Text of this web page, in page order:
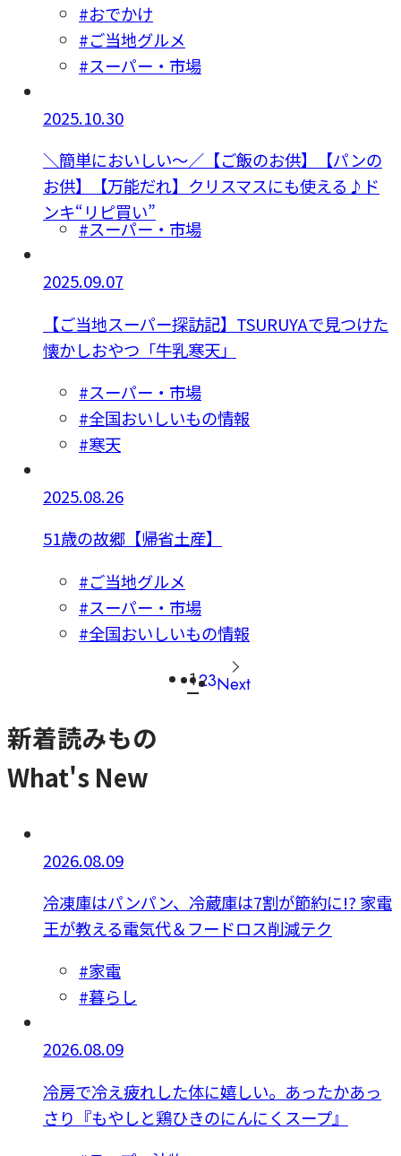
#おでかけ
#ご当地グルメ
#スーパー・市場
2025.10.30
＼簡単においしい〜／【ご飯のお供】【パンの
お供】【万能だれ】クリスマスにも使える♪ド
ンキ“リピ買い”
#スーパー・市場
2025.09.07
【ご当地スーパー探訪記】TSURUYAで見つけた
懐かしおやつ「牛乳寒天」
#スーパー・市場
#全国おいしいもの情報
#寒天
2025.08.26
51歳の故郷【帰省土産】
#ご当地グルメ
#スーパー・市場
#全国おいしいもの情報
123Next
新着読みもの
What's New
2026.08.09
冷凍庫はパンパン、冷蔵庫は7割が節約に!? 家電
王が教える電気代＆フードロス削減テク
#家電
#暮らし
2026.08.09
冷房で冷え疲れした体に嬉しい。あったかあっ
さり『もやしと鶏ひきのにんにくスープ』